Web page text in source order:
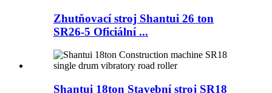
Zhutňovací stroj Shantui 26 ton
SR26-5 Oficiální ...
Shantui 18ton Stavební stroj SR18